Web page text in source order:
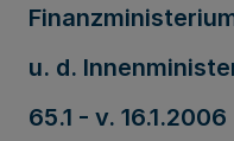
u. d.
65.1 - v. 16.1.2006